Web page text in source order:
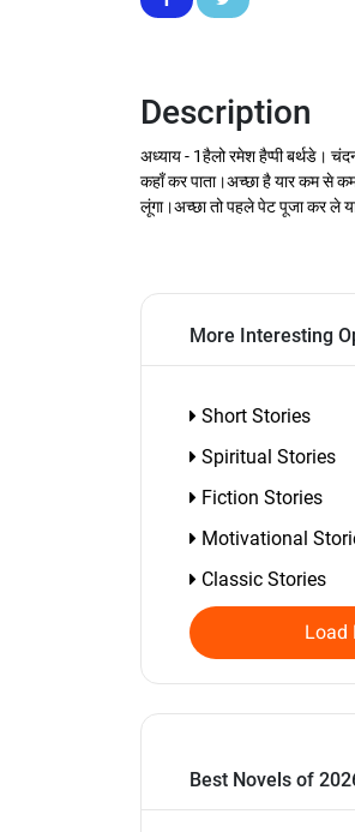
Description
अध्याय - 1हैलो रमेश हैप्पी बर्थडे।
कहाँ कर पाता।अच्छा है यार कम से
लूंगा।अच्छा तो पहले पेट पूजा कर ले
More Interesting
Short Stories
Spiritual Stories
Fiction Stories
Motivational
Classic Stories
Load
Best Novels of